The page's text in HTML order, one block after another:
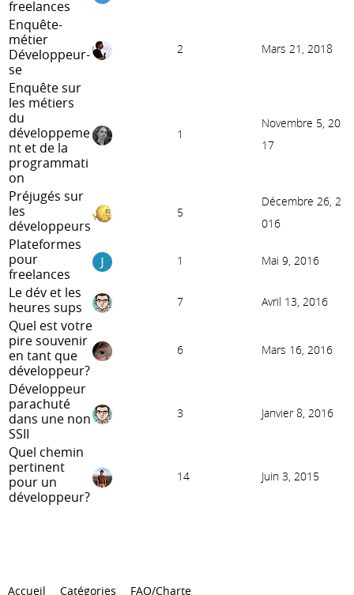
freelances
Enquête-
métier
Développeur-
se
2 Mars 21, 2018
Enquête sur
les métiers
du
développeme
nt et de la
programmati
on
1
Novembre 5, 20
17
Préjugés sur
les
développeurs
5
Décembre 26, 2
016
Plateformes
pour
freelances
1 Mai 9, 2016
Le dév et les
heures sups
7 Avril 13, 2016
Quel est votre
pire souvenir
en tant que
développeur?
6 Mars 16, 2016
Développeur
parachuté
dans une non
SSII
3 Janvier 8, 2016
Quel chemin
pertinent
pour un
développeur?
14 Juin 3, 2015
Accueil Catégories FAQ/Charte